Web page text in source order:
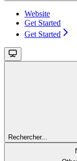
Website
Get Started
Get Started
Rechercher...